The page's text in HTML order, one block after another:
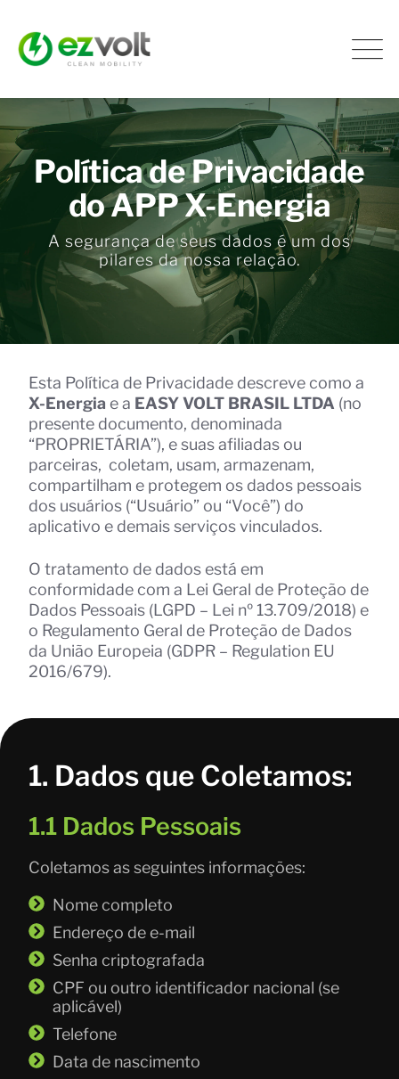
Política de Privacidade
do APP X-Energia
A segurança de seus dados é um dos
pilares da nossa relação.
Esta Política de Privacidade descreve como a
X-Energia e a EASY VOLT BRASIL LTDA (no
presente documento, denominada
“PROPRIETÁRIA”), e suas afiliadas ou
parceiras, coletam, usam, armazenam,
compartilham e protegem os dados pessoais
dos usuários (“Usuário” ou “Você”) do
aplicativo e demais serviços vinculados.
O tratamento de dados está em
conformidade com a Lei Geral de Proteção de
Dados Pessoais (LGPD – Lei nº 13.709/2018) e
o Regulamento Geral de Proteção de Dados
da União Europeia (GDPR – Regulation EU
2016/679).
1. Dados que Coletamos:
1.1 Dados Pessoais
Coletamos as seguintes informações:
Nome completo
Endereço de e-mail
Senha criptografada
CPF ou outro identificador nacional (se
aplicável)
Telefone
Data de nascimento